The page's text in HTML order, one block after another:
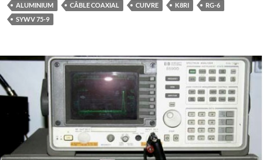
ALUMINIUM CÂBLE COAXIAL CUIVRE K8RI
RG-6
SYWV 75-9